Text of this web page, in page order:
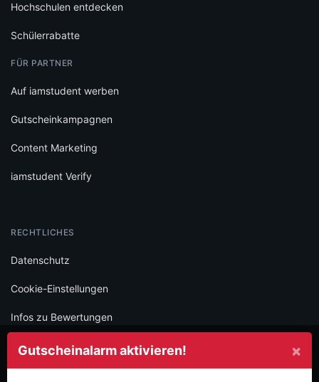
×
Gutscheinalarm aktivieren!
Hochschulen entdecken
Schülerrabatte
FÜR PARTNER
Auf iamstudent werben
Gutscheinkampagnen
Content Marketing
iamstudent Verify
RECHTLICHES
Datenschutz
Cookie-Einstellungen
Infos zu Bewertungen
AGB